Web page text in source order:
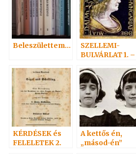
Beleszülettem…
SZELLEMI-
BULVÁRLAT 1. –
Corvinákra
KÉRDÉSEK és
FELELETEK 2.
A kettős én,
„másod-én”